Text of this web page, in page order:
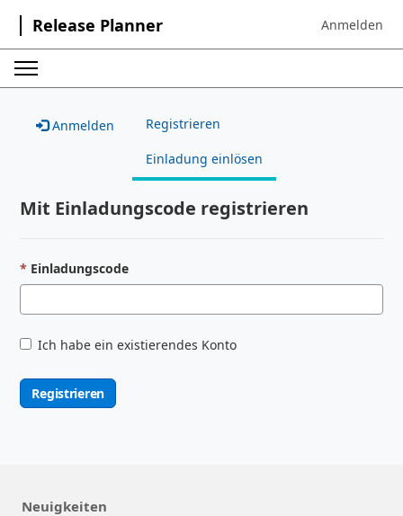
Release Planner Sign in to
Anmelden
Anmelden Registrieren
Einladung einlösen
Mit Einladungscode registrieren
Einladungscode
Ich habe ein existierendes Konto
Registrieren
Neuigkeiten